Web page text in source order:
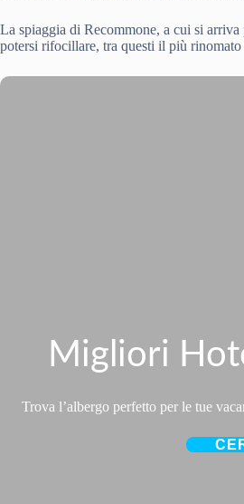
La spiaggia di Recommone, a cui si
potersi rifocillare, tra questi il più
Migliori
Trova l’albergo perfetto per le tue